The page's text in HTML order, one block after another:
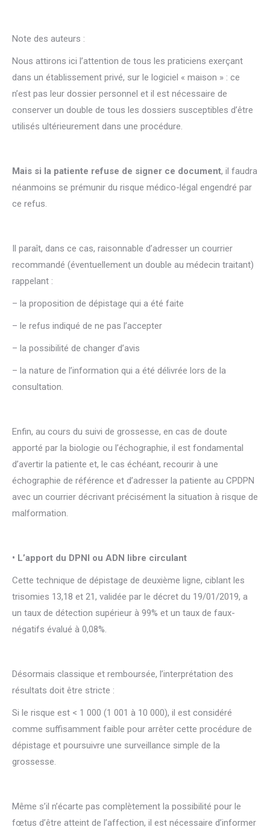
Note des auteurs :
Nous attirons ici l’attention de tous les praticiens exerçant
dans un établissement privé, sur le logiciel « maison » : ce
n’est pas leur dossier personnel et il est nécessaire de
conserver un double de tous les dossiers susceptibles d’être
utilisés ultérieurement dans une procédure.
Mais si la patiente refuse de signer ce document, il faudra
néanmoins se prémunir du risque médico-légal engendré par
ce refus.
Il paraît, dans ce cas, raisonnable d’adresser un courrier
recommandé (éventuellement un double au médecin traitant)
rappelant :
– la proposition de dépistage qui a été faite
– le refus indiqué de ne pas l’accepter
– la possibilité de changer d’avis
– la nature de l’information qui a été délivrée lors de la
consultation.
Enfin, au cours du suivi de grossesse, en cas de doute
apporté par la biologie ou l’échographie, il est fondamental
d’avertir la patiente et, le cas échéant, recourir à une
échographie de référence et d’adresser la patiente au CPDPN
avec un courrier décrivant précisément la situation à risque de
malformation.
• L’apport du DPNI ou ADN libre circulant
Cette technique de dépistage de deuxième ligne, ciblant les
trisomies 13,18 et 21, validée par le décret du 19/01/2019, a
un taux de détection supérieur à 99% et un taux de faux-
négatifs évalué à 0,08%.
Désormais classique et remboursée, l’interprétation des
résultats doit être stricte :
Si le risque est < 1 000 (1 001 à 10 000), il est considéré
comme suffisamment faible pour arrêter cette procédure de
dépistage et poursuivre une surveillance simple de la
grossesse.
Même s’il n’écarte pas complètement la possibilité pour le
fœtus d’être atteint de l’affection, il est nécessaire d’informer